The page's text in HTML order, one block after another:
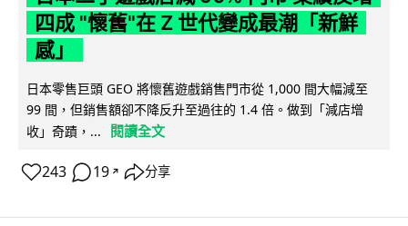
四成 "懷舊"在 Z 世代變成最潮「新鮮
感」
日本零售巨頭 GEO 將懷舊遊戲銷售門市從 1,000 間大幅減至
99 間，但銷售額卻不降反升至過往的 1.4 倍。做到「減店增
收」奇蹟，...
閱讀全文
243 19 ↗ 分享